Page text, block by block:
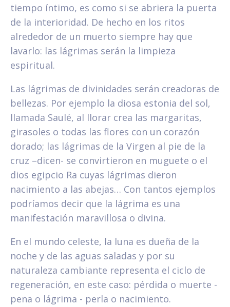
tiempo íntimo, es como si se abriera la puerta
de la interioridad. De hecho en los ritos
alrededor de un muerto siempre hay que
lavarlo: las lágrimas serán la limpieza
espiritual.
Las lágrimas de divinidades serán creadoras de
bellezas. Por ejemplo la diosa estonia del sol,
llamada Saulé, al llorar crea las margaritas,
girasoles o todas las flores con un corazón
dorado; las lágrimas de la Virgen al pie de la
cruz –dicen- se convirtieron en muguete o el
dios egipcio Ra cuyas lágrimas dieron
nacimiento a las abejas… Con tantos ejemplos
podríamos decir que la lágrima es una
manifestación maravillosa o divina.
En el mundo celeste, la luna es dueña de la
noche y de las aguas saladas y por su
naturaleza cambiante representa el ciclo de
regeneración, en este caso: pérdida o muerte -
pena o lágrima - perla o nacimiento.